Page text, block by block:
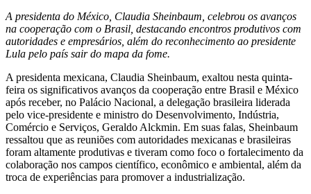
A presidenta do México, Claudia Sheinbaum, celebrou os avanços
na cooperação com o Brasil, destacando encontros produtivos com
autoridades e empresários, além do reconhecimento ao presidente
Lula pelo país sair do mapa da fome.
A presidenta mexicana, Claudia Sheinbaum, exaltou nesta quinta-
feira os significativos avanços da cooperação entre Brasil e México
após receber, no Palácio Nacional, a delegação brasileira liderada
pelo vice‑presidente e ministro do Desenvolvimento, Indústria,
Comércio e Serviços, Geraldo Alckmin. Em suas falas, Sheinbaum
ressaltou que as reuniões com autoridades mexicanas e brasileiras
foram altamente produtivas e tiveram como foco o fortalecimento da
colaboração nos campos científico, econômico e ambiental, além da
troca de experiências para promover a industrialização.